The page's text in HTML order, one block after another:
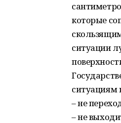
которые
ситуации
ситуациям
– не
– не